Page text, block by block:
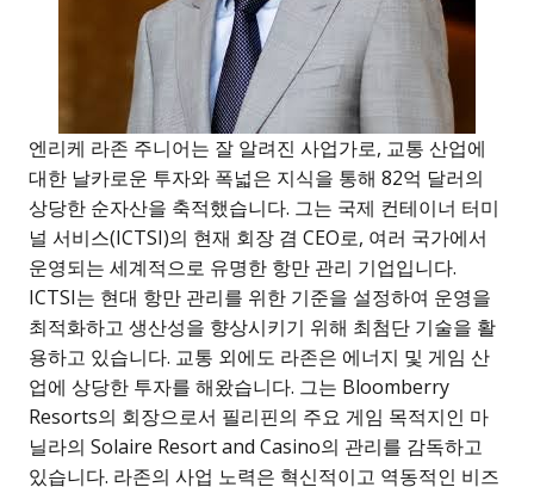
엔리케 라존 주니어는 잘 알려진 사업가로, 교통 산업에
대한 날카로운 투자와 폭넓은 지식을 통해 82억 달러의
상당한 순자산을 축적했습니다. 그는 국제 컨테이너 터미
널 서비스(ICTSI)의 현재 회장 겸 CEO로, 여러 국가에서
운영되는 세계적으로 유명한 항만 관리 기업입니다.
ICTSI는 현대 항만 관리를 위한 기준을 설정하여 운영을
최적화하고 생산성을 향상시키기 위해 최첨단 기술을 활
용하고 있습니다. 교통 외에도 라존은 에너지 및 게임 산
업에 상당한 투자를 해왔습니다. 그는 Bloomberry
Resorts의 회장으로서 필리핀의 주요 게임 목적지인 마
닐라의 Solaire Resort and Casino의 관리를 감독하고
있습니다. 라존의 사업 노력은 혁신적이고 역동적인 비즈